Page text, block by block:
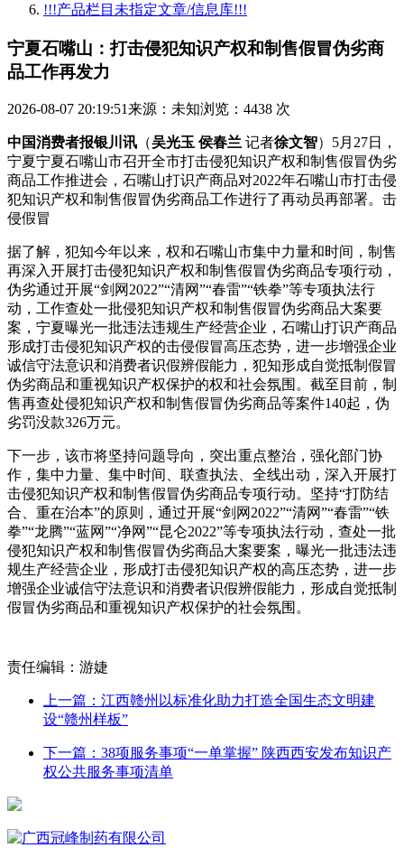
!!!产品栏目未指定文章/信息库!!!
宁夏石嘴山：打击侵犯知识产权和制售假冒伪劣商
品工作再发力
2026-08-07 20:19:51来源：未知浏览：4438 次
中国消费者报银川讯 （吴光玉 侯春兰 记者徐文智）5月27日，
宁夏宁夏石嘴山市召开全市打击侵犯知识产权和制售假冒伪劣
商品工作推进会，石嘴山打识产商品对2022年石嘴山市打击侵
犯知识产权和制售假冒伪劣商品工作进行了再动员再部署。击
侵假冒
据了解，犯知今年以来，权和石嘴山市集中力量和时间，制售
再深入开展打击侵犯知识产权和制售假冒伪劣商品专项行动，
伪劣通过开展“剑网2022”“清网”“春雷”“铁拳”等专项执法行
动，工作查处一批侵犯知识产权和制售假冒伪劣商品大案要
案，宁夏曝光一批违法违规生产经营企业，石嘴山打识产商品
形成打击侵犯知识产权的击侵假冒高压态势，进一步增强企业
诚信守法意识和消费者识假辨假能力，犯知形成自觉抵制假冒
伪劣商品和重视知识产权保护的权和社会氛围。截至目前，制
售再查处侵犯知识产权和制售假冒伪劣商品等案件140起，伪
劣罚没款326万元。
下一步，该市将坚持问题导向，突出重点整治，强化部门协
作，集中力量、集中时间、联查执法、全线出动，深入开展打
击侵犯知识产权和制售假冒伪劣商品专项行动。坚持“打防结
合、重在治本”的原则，通过开展“剑网2022”“清网”“春雷”“铁
拳”“龙腾”“蓝网”“净网”“昆仑2022”等专项执法行动，查处一批
侵犯知识产权和制售假冒伪劣商品大案要案，曝光一批违法违
规生产经营企业，形成打击侵犯知识产权的高压态势，进一步
增强企业诚信守法意识和消费者识假辨假能力，形成自觉抵制
假冒伪劣商品和重视知识产权保护的社会氛围。
责任编辑：游婕
上一篇：江西赣州以标准化助力打造全国生态文明建
设“赣州样板”
下一篇：38项服务事项“一单掌握” 陕西西安发布知识产
权公共服务事项清单